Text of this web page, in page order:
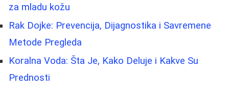
za mladu kožu
Rak Dojke: Prevencija, Dijagnostika i Savremene
Metode Pregleda
Koralna Voda: Šta Je, Kako Deluje i Kakve Su
Prednosti